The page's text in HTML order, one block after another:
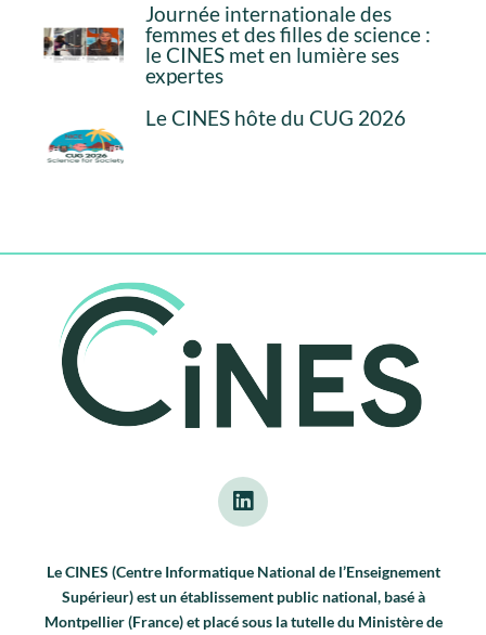
Journée internationale des
femmes et des filles de science :
le CINES met en lumière ses
expertes
Le CINES hôte du CUG 2026
Le CINES (Centre Informatique National de l’Enseignement
Supérieur) est un établissement public national, basé à
Montpellier (France) et placé sous la tutelle du Ministère de